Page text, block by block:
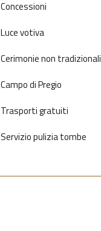
Concessioni
Luce votiva
Cerimonie non tradizionali
Campo di Pregio
Trasporti gratuiti
Servizio pulizia tombe